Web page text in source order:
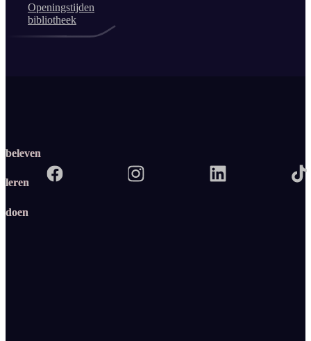
Openingstijden
bibliotheek
beleven
leren
doen